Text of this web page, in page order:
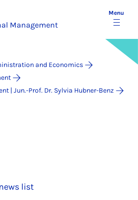
Management
Menu
and Economics
| Jun.-Prof. Dr. Sylvia Hubner-Benz
list